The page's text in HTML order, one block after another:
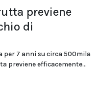
previene
di
per 7 anni su circa 500mila
previene efficacemente...